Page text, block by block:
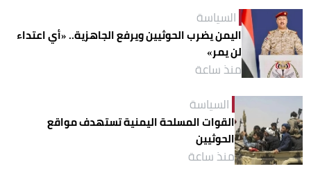
السياسة
اليمن يضرب الحوثيين ويرفع الجاهزية.. «أي اعتداء
لن يمر»
منذ ساعة
السياسة
القوات المسلحة اليمنية تستهدف مواقع
الحوثيين
منذ ساعة